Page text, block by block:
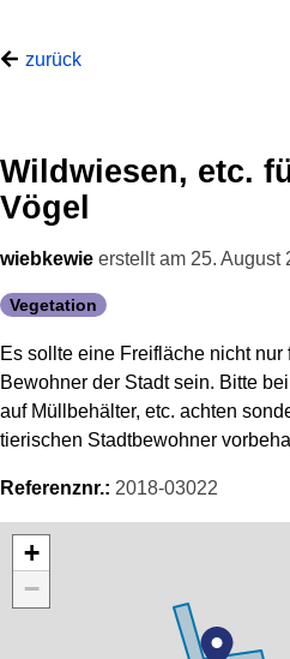
zurück
Wildwiesen, etc.
Vögel
wiebkewie erstellt am 25. August
Vegetation
Es sollte eine Freifläche nicht
Bewohner der Stadt sein. Bitte
auf Müllbehälter, etc. achten
tierischen Stadtbewohner
Referenznr.: 2018-03022
Karte überspringen
+
−